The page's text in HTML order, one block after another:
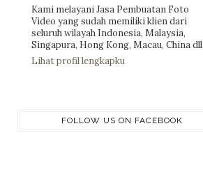
Kami melayani Jasa Pembuatan Foto
Video yang sudah memiliki klien dari
seluruh wilayah Indonesia, Malaysia,
Singapura, Hong Kong, Macau, China dll
Lihat profil lengkapku
FOLLOW US ON FACEBOOK